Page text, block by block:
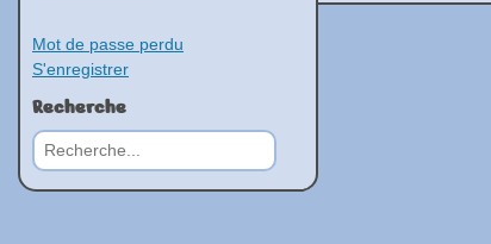
Mot de passe perdu
S'enregistrer
Recherche
Rechercher